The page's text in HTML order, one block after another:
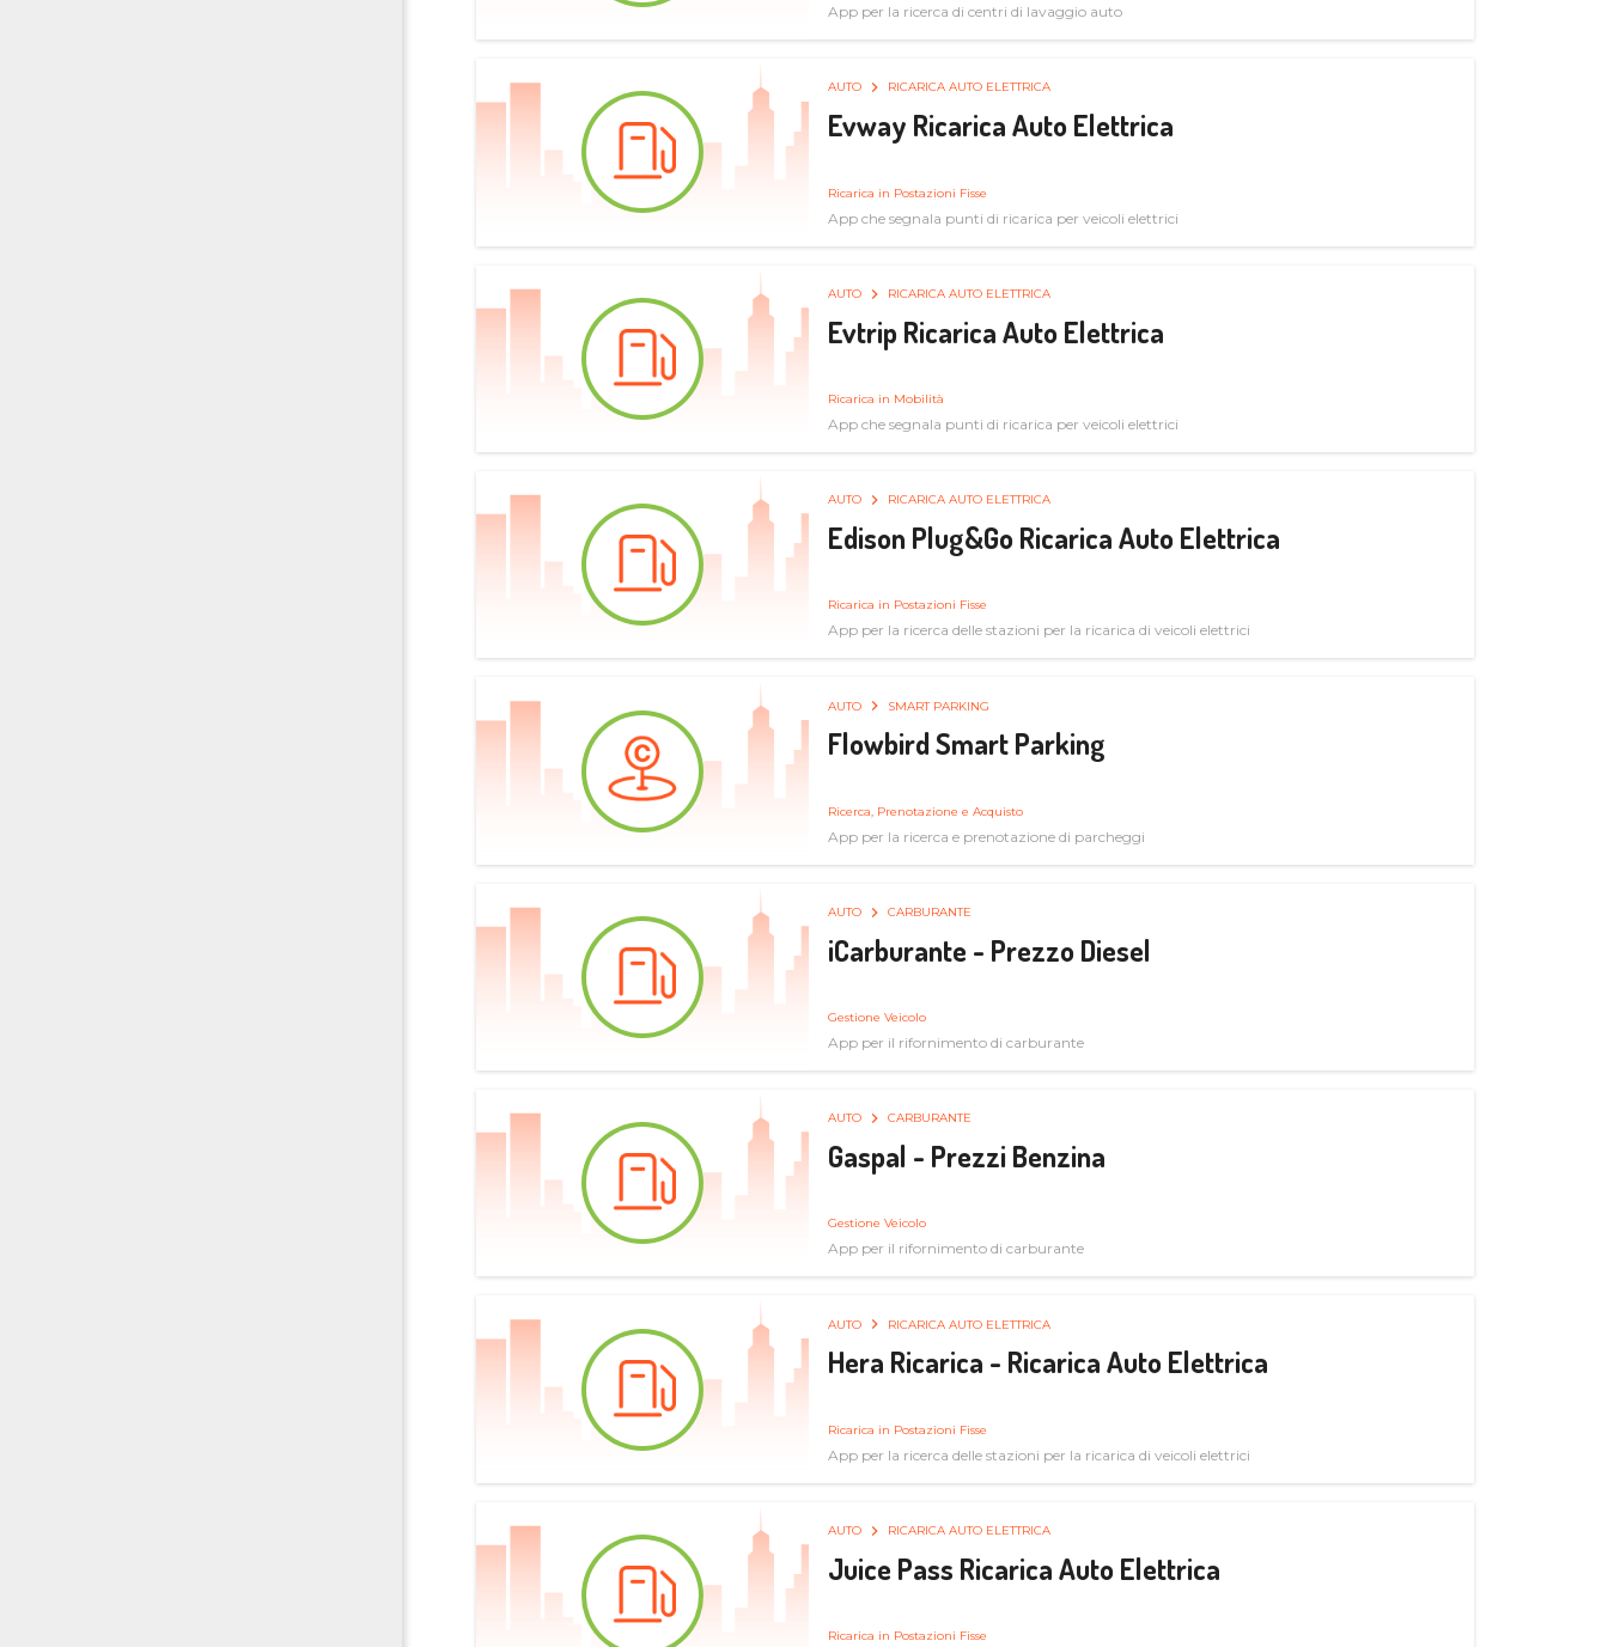
App per la ricerca di centri di lavaggio auto
AUTO RICARICA AUTO ELETTRICA
Evway Ricarica Auto Elettrica
Ricarica in Postazioni Fisse
App che segnala punti di ricarica per veicoli elettrici
AUTO RICARICA AUTO ELETTRICA
Evtrip Ricarica Auto Elettrica
Ricarica in Mobilità
App che segnala punti di ricarica per veicoli elettrici
AUTO RICARICA AUTO ELETTRICA
Edison Plug&Go Ricarica Auto Elettrica
Ricarica in Postazioni Fisse
App per la ricerca delle stazioni per la ricarica di veicoli elettrici
AUTO SMART PARKING
Flowbird Smart Parking
Ricerca, Prenotazione e Acquisto
App per la ricerca e prenotazione di parcheggi
AUTO CARBURANTE
iCarburante - Prezzo Diesel
Gestione Veicolo
App per il rifornimento di carburante
AUTO CARBURANTE
Gaspal - Prezzi Benzina
Gestione Veicolo
App per il rifornimento di carburante
AUTO RICARICA AUTO ELETTRICA
Hera Ricarica - Ricarica Auto Elettrica
Ricarica in Postazioni Fisse
App per la ricerca delle stazioni per la ricarica di veicoli elettrici
AUTO RICARICA AUTO ELETTRICA
Juice Pass Ricarica Auto Elettrica
Ricarica in Postazioni Fisse